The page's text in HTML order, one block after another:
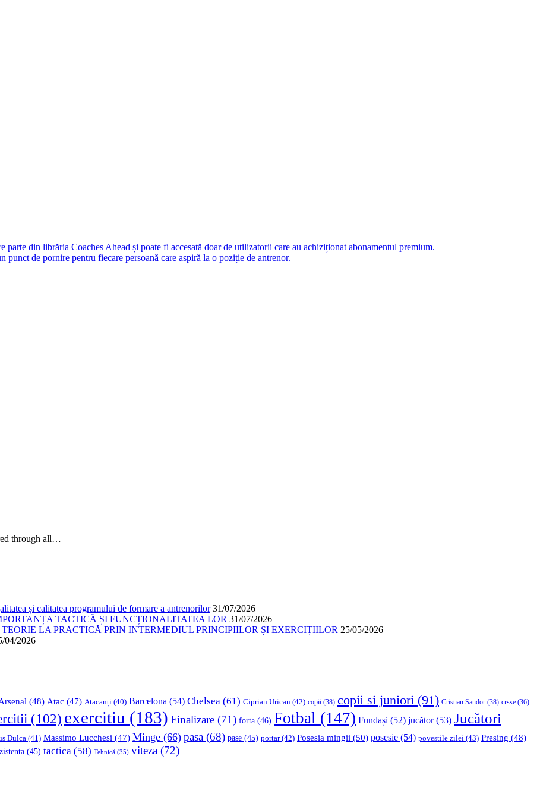
parte din librăria Coaches Ahead și poate fi accesată doar de utilizatorii care au achiziționat abonamentul premium.
punct de pornire pentru fiecare persoană care aspiră la o poziție de antrenor.
through all…
și calitatea programului de formare a antrenorilor 31/07/2026
TACTICĂ ȘI FUNCȚIONALITATEA LOR 31/07/2026
LA PRACTICĂ PRIN INTERMEDIUL PRINCIPIILOR ȘI EXERCIȚIILOR 25/05/2026
04/2026
(48) Atac (47) Atacanți (40) Barcelona (54) Chelsea (61) Ciprian Urican (42) copii (38) copii si juniori (91) Cristian Sandor (38) crsse (36)
(102) exercitiu (183) Finalizare (71) forta (46) Fotbal (147) Fundași (52) jucător(53) Jucători
Dulca(41) Massimo Lucchesi (47) Minge (66) pasa (68) pase (45) portar(42) Posesia mingii (50) posesie (54) povestile zilei (43) Presing (48)
(45) tactica (58) Tehnică (35) viteza (72)